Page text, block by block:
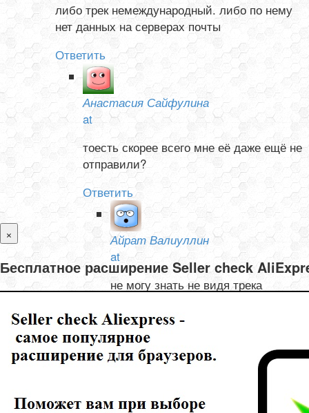
либо трек немеждународный. либо по нему
нет данных на серверах почты
Ответить
Анастасия Сайфулина
at
тоесть скорее всего мне её даже ещё не
отправили?
Ответить
Айрат Валиуллин
at
не могу знать не видя трека
Ответить
Олеся и Валентин Тишелович
не могу отследить товар с Али, не отслеживается
×
Бесплатное расширение Seller check